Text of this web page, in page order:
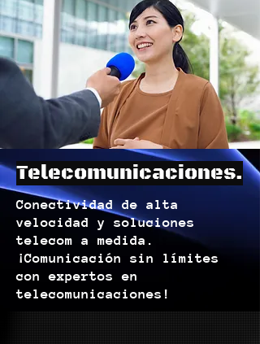
Telecomunicaciones.
Conectividad de alta
velocidad y soluciones
telecom a medida.
¡Comunicación sin límites
con expertos en
telecomunicaciones!